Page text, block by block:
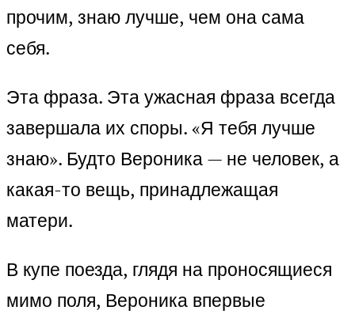
прочим, знаю лучше, чем она сама
себя.
Эта фраза. Эта ужасная фраза всегда
завершала их споры. «Я тебя лучше
знаю». Будто Вероника — не человек, а
какая-то вещь, принадлежащая
матери.
В купе поезда, глядя на проносящиеся
мимо поля, Вероника впервые